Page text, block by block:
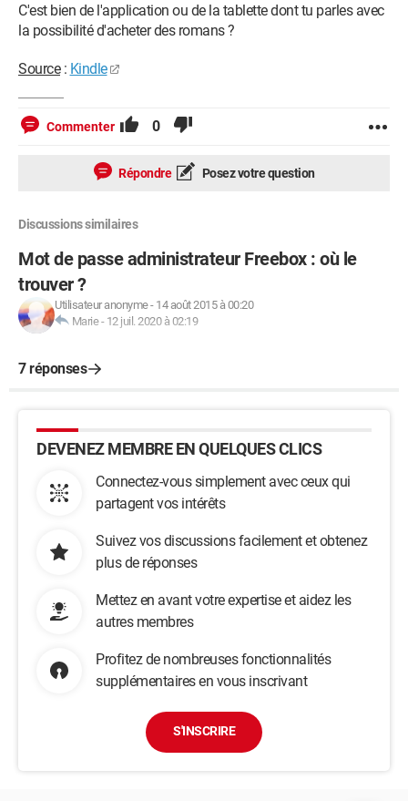
C'est bien de l'application ou de la tablette dont tu parles avec
la possibilité d'acheter des romans ?
Source: Kindle
Commenter 0
Répondre Posez votre question
Discussions similaires
Mot de passe administrateur Freebox : où le
trouver ?
Utilisateur anonyme- 14 août 2015 à 00:20
Marie- 12 juil. 2020 à 02:19
7 réponses
DEVENEZ MEMBRE EN QUELQUES CLICS
Connectez-vous simplement avec ceux qui
partagent vos intérêts
Suivez vos discussions facilement et obtenez
plus de réponses
Mettez en avant votre expertise et aidez les
autres membres
Profitez de nombreuses fonctionnalités
supplémentaires en vous inscrivant
S'INSCRIRE